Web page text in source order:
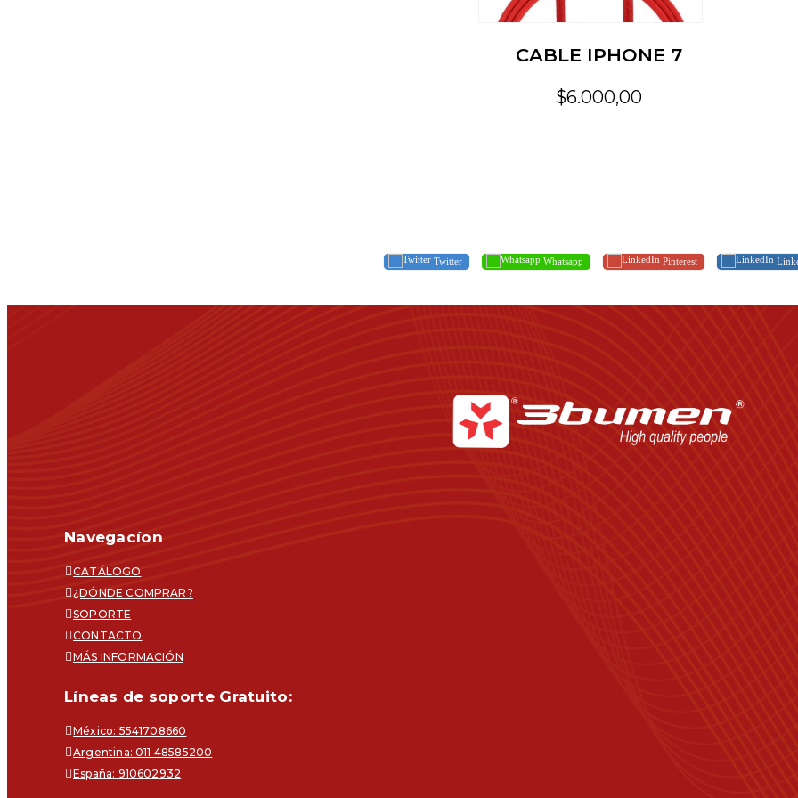
CABLE IPHONE 7
$6.000,00
Twitter Whatsapp Pinterest
Navegacíon
CATÁLOGO
¿DÓNDE COMPRAR?
SOPORTE
CONTACTO
MÁS INFORMACIÓN
Líneas de soporte Gratuito:
México: 5541708660
Argentina: 011 48585200
España: 910602932